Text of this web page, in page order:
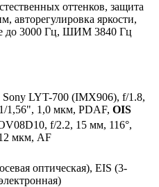
оттенков, защита
авторегулировка яркости,
до 3000 Гц, ШИМ 3840 Гц
LYT-700 (IMX906), f/1.8,
1,56", 1,0 мкм, PDAF, OIS
f/2.2, 15 мм, 116°,
мкм, AF
оптическая), EIS (3-